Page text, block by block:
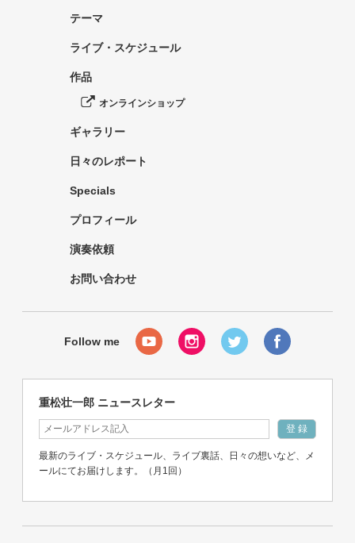
テーマ
ライブ・スケジュール
作品
オンラインショップ
ギャラリー
日々のレポート
Specials
プロフィール
演奏依頼
お問い合わせ
重松壮一郎 ニュースレター
最新のライブ・スケジュール、ライブ裏話、日々の想いなど、メ
ールにてお届けします。（月1回）